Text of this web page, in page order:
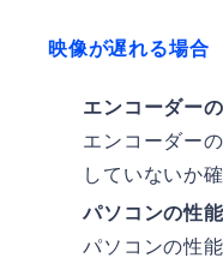
映像が遅れる場合
エンコーダー
エンコーダー
していないか
パソコンの性
パソコンの性